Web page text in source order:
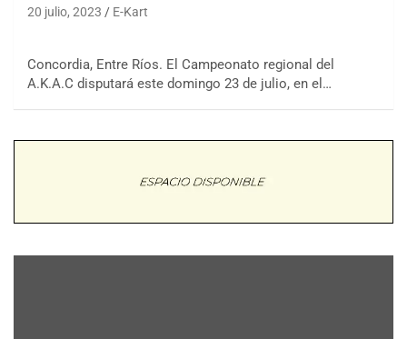
20 julio, 2023 E-Kart
Concordia, Entre Ríos. El Campeonato regional del
A.K.A.C disputará este domingo 23 de julio, en el…